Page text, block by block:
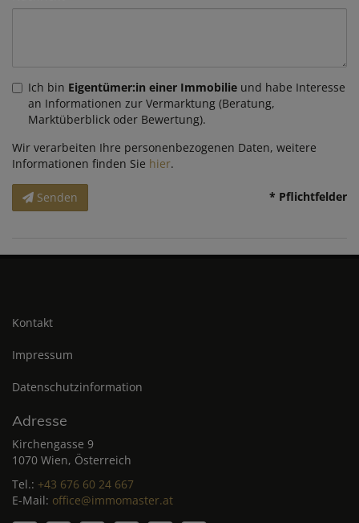
Ich bin Eigentümer:in einer Immobilie und habe Interesse
an Informationen zur Vermarktung (Beratung,
Marktüberblick oder Bewertung).
Wir verarbeiten Ihre personenbezogenen Daten, weitere
Informationen finden Sie hier.
Senden * Pflichtfelder
Kontakt
Impressum
Datenschutzinformation
Adresse
Kirchengasse 9
1070 Wien, Österreich
Tel.: +43 676 60 24 667
E-Mail: office@immomaster.at